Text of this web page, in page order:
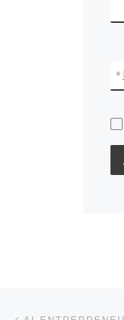
*
文章导航